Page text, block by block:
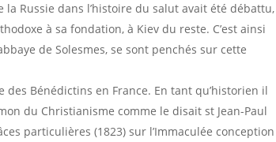
Russie dans l’histoire du salut avait été débattu,
à sa fondation, à Kiev du reste. C’est ainsi
de Solesmes, se sont penchés sur cette
des Bénédictins en France. En tant qu’historien il
du Christianisme comme le disait st Jean-Paul
particulières (1823) sur l’Immaculée conception